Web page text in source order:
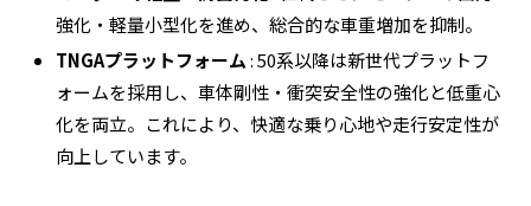
強化・軽量小型化を進め、総合的な車重増加を抑制。
TNGAプラットフォーム: 50系以降は新世代プラットフ
ォームを採用し、車体剛性・衝突安全性の強化と低重心
化を両立。これにより、快適な乗り心地や走行安定性が
向上しています。